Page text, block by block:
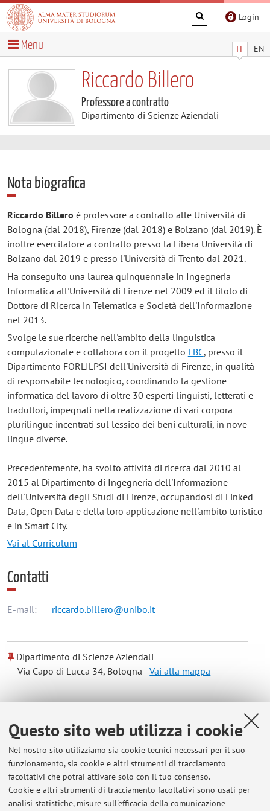
Questo sito web utilizza i cookie
Nel nostro sito utilizziamo sia cookie tecnici necessari per il suo
funzionamento, sia cookie e altri strumenti di tracciamento
facoltativi che potrai attivare solo con il tuo consenso.
Cookie e altri strumenti di tracciamento facoltativi sono usati per
analisi statistiche, misure sull'efficacia della comunicazione
Login
IT EN
Menu
Riccardo Billero
Professore a contratto
Dipartimento di Scienze Aziendali
Nota biografica
Riccardo Billero è professore a contratto alle Università di
Bologna (dal 2018), Firenze (dal 2018) e Bolzano (dal 2019). È
inoltre esercitatore a contratto presso la Libera Università di
Bolzano dal 2019 e presso l'Università di Trento dal 2021.
Ha conseguito una laurea quinquennale in Ingegneria
Informatica all'Università di Firenze nel 2009 ed il titolo di
Dottore di Ricerca in Telematica e Società dell'Informazione
nel 2013.
Svolge le sue ricerche nell'ambito della linguistica
computazionale e collabora con il progetto LBC, presso il
Dipartimento FORLILPSI dell'Università di Firenze, in qualità
di responsabile tecnologico, coordinando la gestione
informatica del lavoro di oltre 30 esperti linguisti, letterati e
traduttori, impegnati nella realizzazione di vari corpora
plurilingue incentrati sul lessico dei beni culturali, in nove
lingue diverse.
Precedentemente, ha svolto attività di ricerca dal 2010 al
2015 al Dipartimento di Ingegneria dell'Informazione
dell'Università degli Studi di Firenze, occupandosi di Linked
Data, Open Data e della loro applicazione nell'ambito turistico
e in Smart City.
Vai al Curriculum
Contatti
E-mail: riccardo.billero@unibo.it
Dipartimento di Scienze Aziendali
Via Capo di Lucca 34, Bologna -Vai alla mappa
Orario di ricevimento